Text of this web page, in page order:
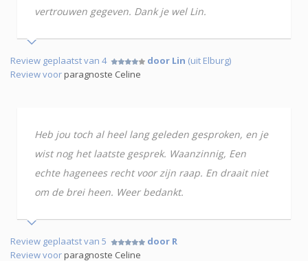
vertrouwen gegeven. Dank je wel Lin.
Review geplaatst van 4 door Lin (uit Elburg)
Review voorparagnoste Celine
Heb jou toch al heel lang geleden gesproken, en je
wist nog het laatste gesprek. Waanzinnig, Een
echte hagenees recht voor zijn raap. En draait niet
om de brei heen. Weer bedankt.
Review geplaatst van 5
door R
Review voorparagnoste Celine